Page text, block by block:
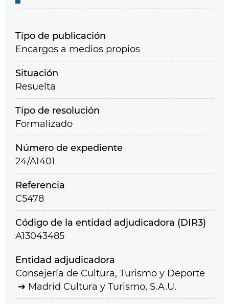
Tipo de publicación
Encargos a medios propios
Situación
Resuelta
Tipo de resolución
Formalizado
Número de expediente
24/A1401
Referencia
C5478
Código de la entidad adjudicadora (DIR3)
A13043485
Entidad adjudicadora
Consejería de Cultura, Turismo y Deporte
Madrid Cultura y Turismo, S.A.U.